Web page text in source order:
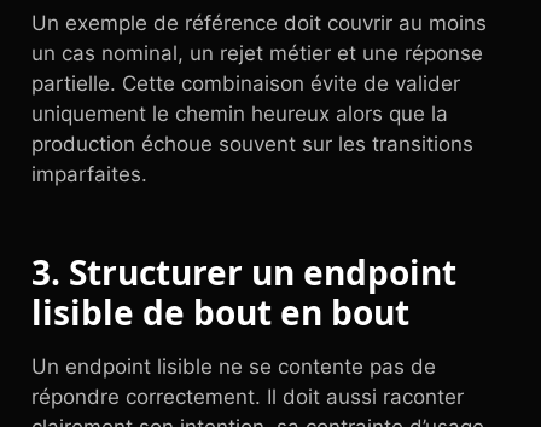
Un exemple de référence doit couvrir au moins
un cas nominal, un rejet métier et une réponse
partielle. Cette combinaison évite de valider
uniquement le chemin heureux alors que la
production échoue souvent sur les transitions
imparfaites.
3. Structurer un endpoint
lisible de bout en bout
Un endpoint lisible ne se contente pas de
répondre correctement. Il doit aussi raconter